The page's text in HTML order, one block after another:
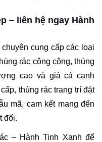
– liên hệ ngay Hành
cung cấp các loại
rác công cộng, thùng
cao và giá cả cạnh
thùng rác trang trí đặt
mã, cam kết mang đến
đối.
– Hành Tinh Xanh để